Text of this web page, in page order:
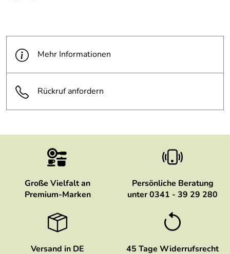
Mehr Informationen
Rückruf anfordern
Große Vielfalt an
Premium-Marken
Persönliche Beratung
unter 0341 - 39 29 280
Versand in DE
45 Tage Widerrufsrecht